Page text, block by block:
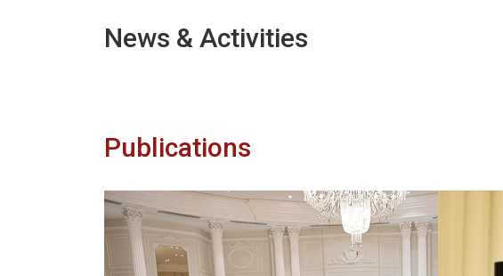
News & Activities
Publications